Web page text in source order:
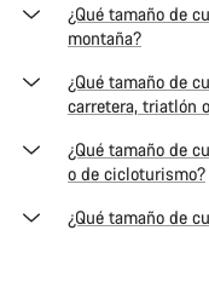
¿Qué tamaño de
montaña?
¿Qué tamaño de
carretera, triatlón
¿Qué tamaño de
o de cicloturismo?
¿Qué tamaño de